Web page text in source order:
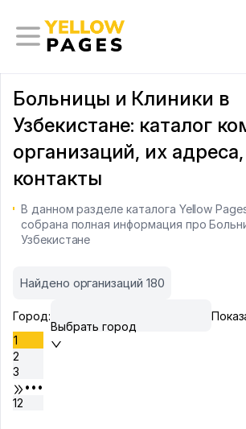
Больницы и Клиники в
Узбекистане: каталог
организаций, их
контакты
В данном разделе каталога Yellow
собрана полная информация про
Узбекистане
Найдено организаций 180
Город:
Выбрать город
1
2
3
•••
12